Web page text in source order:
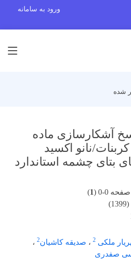
ورود به سامانه
شده
آشکارسازی ماده
نانو اکسید
بتای چشمه استاندارد
0-0 (
1
)
ملکی 2 ، صدیقه کاشیان2 ،
صفدری